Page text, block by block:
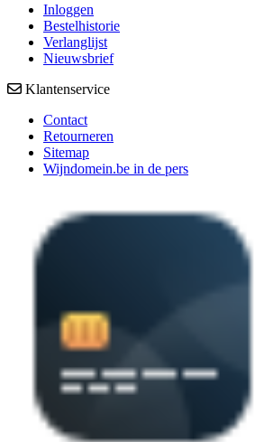
Inloggen
Bestelhistorie
Verlanglijst
Nieuwsbrief
Klantenservice
Contact
Retourneren
Sitemap
Wijndomein.be in de pers